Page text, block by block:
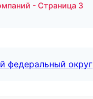
- Страница 3
федеральный округ